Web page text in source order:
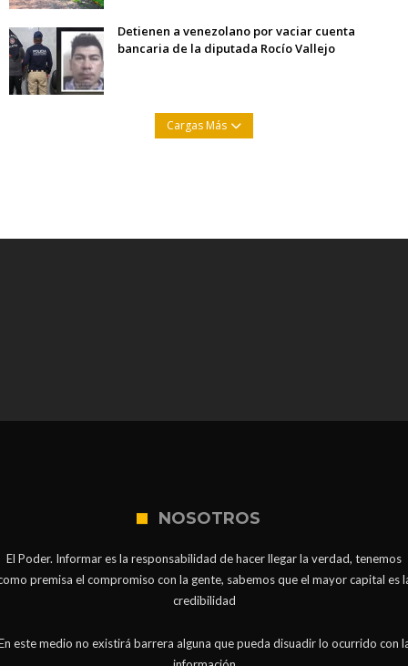
Detienen a venezolano por vaciar cuenta
bancaria de la diputada Rocío Vallejo
Cargas Más
NOSOTROS
El Poder. Informar es la responsabilidad de hacer llegar la verdad, tenemos
premisa el compromiso con la gente, sabemos que el mayor capital es
credibilidad
este medio no existirá barrera alguna que pueda disuadir lo ocurrido con